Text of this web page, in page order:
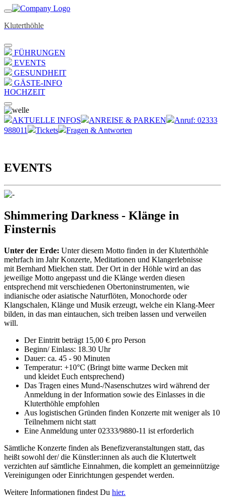
Kluterthöhle
FÜHRUNGEN
EVENTS
GESUNDHEIT
GÄSTE-INFO
HOCHZEIT
AKTUELLE INFOS ANREISE & PARKEN
Anruf: 02333
988011
Tickets Fragen & Antworten
EVENTS
Shimmering Darkness - Klänge in
Finsternis
Unter der Erde: Unter diesem Motto finden in der Kluterthöhle
mehrfach im Jahr Konzerte, Meditationen und Klangerlebnisse
mit Bernhard Mielchen statt. Der Ort in der Höhle wird an das
jeweilige Motto angepasst und die Klänge werden diesen
entsprechend mit verschiedenen Obertoninstrumenten, wie
indianische oder asiatische Naturflöten, Monochorde oder
Klangschalen, Klänge und Musik erzeugt, welche ein Klang-Meer
bilden, in das man eintauchen, sich treiben lassen und verweilen
will.
Der Eintritt beträgt 15,00 € pro Person
Beginn/ Einlass: 18.30 Uhr
Dauer: ca. 45 - 90 Minuten
Temperatur: +10°C (Bringt bitte warme Decken mit
und kleidet Euch entsprechend)
Das Tragen eines Mund-/Nasenschutzes wird während der
Anmeldung in der Information sowie des Einlasses in die
Kluterthöhle empfohlen
Aus logistischen Gründen finden Konzerte mit weniger als 10
Teilnehmern nicht statt
Eine Anmeldung unter 02333/9880-11 ist erforderlich
Sämtliche Konzerte finden als Benefizveranstaltungen statt, das
heißt sowohl der/ die Künstler:innen als auch die Klutertwelt
verzichten auf sämtliche Einnahmen, die komplett an gemeinnützige
Vereinigungen oder Einrichtungen gespendet werden.
Weitere Informationen findest Du hier.